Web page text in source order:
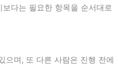
다는 필요한 항목을 순서대로
으며, 또 다른 사람은 진행 전에